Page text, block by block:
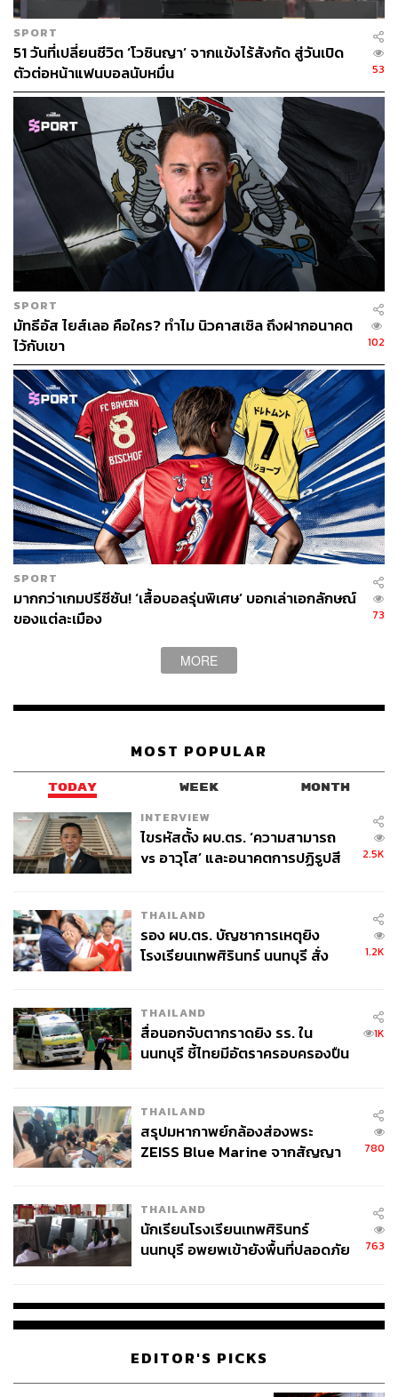
SPORT
51 วันที่เปลี่ยนชีวิต ‘โวซินญา’ จากแข้งไร้สังกัด สู่วันเปิด
ตัวต่อหน้าแฟนบอลนับหมื่น
53
SPORT
มัทธีอัส ไยส์เลอ คือใคร? ทำไม นิวคาสเซิล ถึงฝากอนาคต
ไว้กับเขา
102
SPORT
มากกว่าเกมปรีซีซัน! ‘เสื้อบอลรุ่นพิเศษ’ บอกเล่าเอกลักษณ์
ของแต่ละเมือง
73
MORE
MOST POPULAR
TODAY WEEK MONTH
INTERVIEW
ไขรหัสตั้ง ผบ.ตร. ‘ความสามารถ
vs อาวุโส’ และอนาคตการปฏิรูปสี
2.5K
THAILAND
รอง ผบ.ตร. บัญชาการเหตุยิง
โรงเรียนเทพศิรินทร์ นนทบุรี สั่ง
1.2K
THAILAND
สื่อนอกจับตากราดยิง รร. ใน
นนทบุรี ชี้ไทยมีอัตราครอบครองปืน
1K
THAILAND
สรุปมหากาพย์กล้องส่องพระ
ZEISS Blue Marine จากสัญญา
จ่ายหนี้-แอบระบุแบรนด์
780
THAILAND
นักเรียนโรงเรียนเทพศิรินทร์
นนทบุรี อพยพเข้ายังพื้นที่ปลอดภัย
763
EDITOR'S PICKS